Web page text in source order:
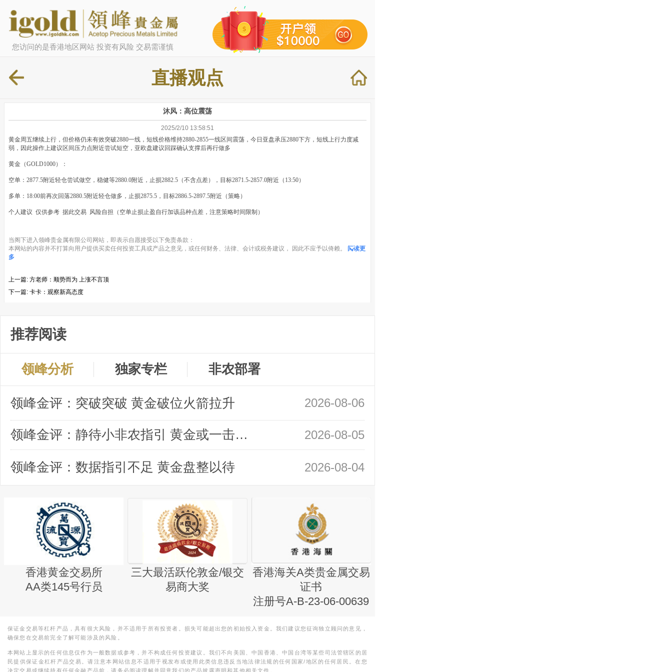
您访问的是香港地区网站 投资有风险 交易需谨慎
直播观点
沐风：高位震荡
2025/2/10 13:58:51
黄金周五继续上行，但价格仍未有效突破2880一线，短线价格维持2880-2855一线区间震荡，今日亚盘承压2880下方，短线上行力度减
弱，因此操作上建议区间压力点附近尝试短空，亚欧盘建议回踩确认支撑后再行做多
黄金（GOLD1000）：
空单：2877.5附近轻仓尝试做空，稳健等2880.0附近，止损2882.5（不含点差），目标2871.5-2857.0附近（13:50）
多单：18:00前再次回落2880.5附近轻仓做多，止损2875.5，目标2886.5-2897.5附近（策略）
个人建议 仅供参考 据此交易 风险自担（空单止损止盈自行加该品种点差，注意策略时间限制）
当阁下进入领峰贵金属有限公司网站，即表示自愿接受以下免责条款：
本网站的内容并不打算向用户提供买卖任何投资工具或产品之意见，或任何财务、法律、会计或税务建议， 因此不应予以倚赖。
阅读更
多
上一篇: 方老师：顺势而为 上涨不言顶
下一篇: 卡卡：观察新高态度
推荐阅读
领峰分析 独家专栏 非农部署
领峰金评：突破突破 黄金破位火箭拉升 2026-08-06
领峰金评：静待小非农指引 黄金或一击破局 2026-08-05
领峰金评：数据指引不足 黄金盘整以待 2026-08-04
香港黄金交易所
AA类145号行员
三大最活跃伦敦金/银交
易商大奖
香港海关A类贵金属交易
证书
注册号A-B-23-06-00639
保证金交易等杠杆产品，具有很大风险，并不适用于所有投资者。损失可能超出您的初始投入资金。我们建议您征询独立顾问的意见，
确保您在交易前完全了解可能涉及的风险。
本网站上显示的任何信息仅作为一般数据或参考，并不构成任何投资建议。我们不向美国、中国香港、中国台湾等某些司法管辖区的居
民提供保证金杠杆产品交易。请注意本网站信息不适用于视发布或使用此类信息违反当地法律法规的任何国家/地区的任何居民。在您
决定交易或继续持有任何金融产品前，请务必阅读理解并同意我们的产品披露声明和其他相关文件。